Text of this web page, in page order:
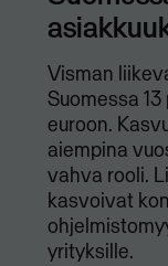
Visman
Suomessa
euroon.
aiempina
vahva rooli.
kasvoivat
yrityksille.